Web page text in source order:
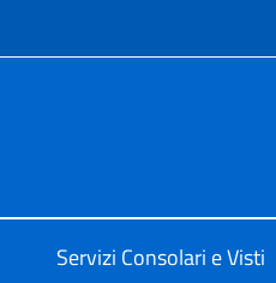
Servizi Consolari e Visti